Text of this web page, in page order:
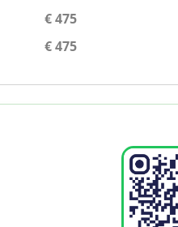
€ 475
€ 475